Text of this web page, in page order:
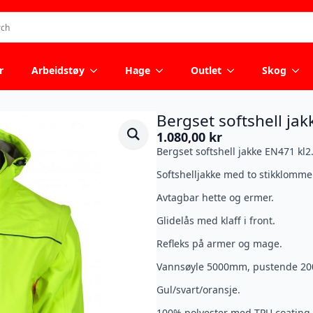
Arbeidstøy Hage Outlet Skog
Bergset softshell
1.080,00 kr
Bergset softshell jakke EN471 kl2.
Softshelljakke med to
Avtagbar hette og ermer.
Glidelås med klaff i front.
Refleks på armer og mage.
Vannsøyle 5000mm, pustende
Gul/svart/oransje.